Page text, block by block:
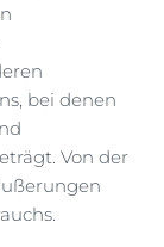
bei denen
Von der